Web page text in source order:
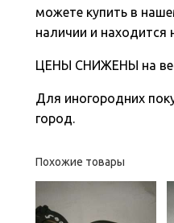
можете купить в
наличии и находится
ЦЕНЫ СНИЖЕНЫ на
Для иногородних
город.
Похожие товары